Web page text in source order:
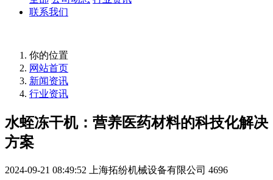
联系我们
你的位置
网站首页
新闻资讯
行业资讯
水蛭冻干机：营养医药材料的科技化解决
方案
2024-09-21 08:49:52 上海拓纷机械设备有限公司 4696